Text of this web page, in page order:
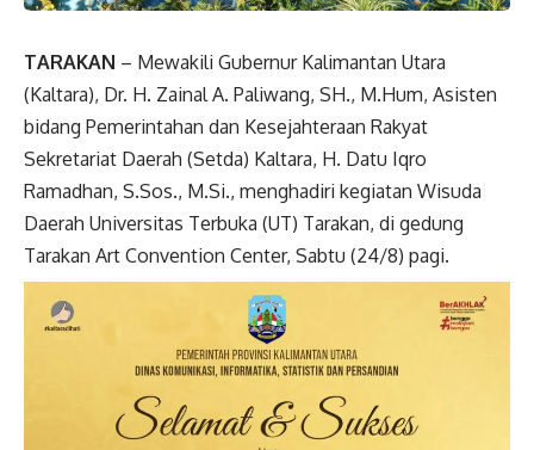
TARAKAN – Mewakili Gubernur Kalimantan Utara
(Kaltara), Dr. H. Zainal A. Paliwang, SH., M.Hum, Asisten
bidang Pemerintahan dan Kesejahteraan Rakyat
Sekretariat Daerah (Setda) Kaltara, H. Datu Iqro
Ramadhan, S.Sos., M.Si., menghadiri kegiatan Wisuda
Daerah Universitas Terbuka (UT) Tarakan, di gedung
Tarakan Art Convention Center, Sabtu (24/8) pagi.